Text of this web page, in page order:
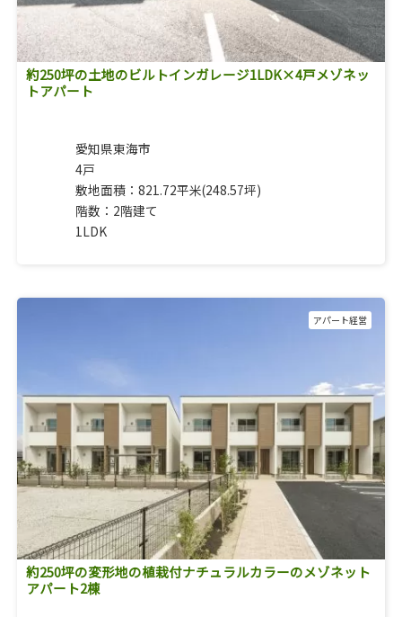
約250坪の土地のビルトインガレージ1LDK×4戸メゾネッ
トアパート
愛知県東海市
4戸
敷地面積：821.72平米(248.57坪)
階数：2階建て
1LDK
約250坪の変形地の植栽付ナチュラルカラーのメゾネット
アパート2棟
アパート経営